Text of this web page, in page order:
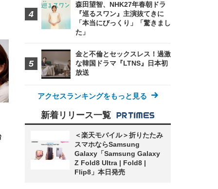
サ
パ
さ
(3
)
森田望智、NHK27年春朝ドラ
『巡るスワン』主演抜てきに
「本当にびっくり」「驚きまし
た」
金と不倫とセックスレス！過激
な韓国ドラマ『LTNS』日本初
放送
アクセスランキングをもっと見る
新着リリース一覧
＜楽天モバイル＞折りたたみ
スマホならSamsung
Galaxy「Samsung Galaxy
Z Fold8 Ultra | Fold8 |
Flip8」本日発売